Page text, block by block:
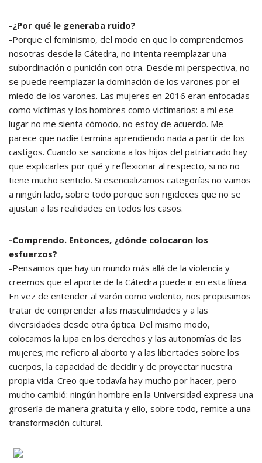
-¿Por qué le generaba ruido?
-Porque el feminismo, del modo en que lo comprendemos
nosotras desde la Cátedra, no intenta reemplazar una
subordinación o punición con otra. Desde mi perspectiva, no
se puede reemplazar la dominación de los varones por el
miedo de los varones. Las mujeres en 2016 eran enfocadas
como víctimas y los hombres como victimarios: a mí ese
lugar no me sienta cómodo, no estoy de acuerdo. Me
parece que nadie termina aprendiendo nada a partir de los
castigos. Cuando se sanciona a los hijos del patriarcado hay
que explicarles por qué y reflexionar al respecto, si no no
tiene mucho sentido. Si esencializamos categorías no vamos
a ningún lado, sobre todo porque son rigideces que no se
ajustan a las realidades en todos los casos.
-Comprendo. Entonces, ¿dónde colocaron los
esfuerzos?
-Pensamos que hay un mundo más allá de la violencia y
creemos que el aporte de la Cátedra puede ir en esta línea.
En vez de entender al varón como violento, nos propusimos
tratar de comprender a las masculinidades y a las
diversidades desde otra óptica. Del mismo modo,
colocamos la lupa en los derechos y las autonomías de las
mujeres; me refiero al aborto y a las libertades sobre los
cuerpos, la capacidad de decidir y de proyectar nuestra
propia vida. Creo que todavía hay mucho por hacer, pero
mucho cambió: ningún hombre en la Universidad expresa una
grosería de manera gratuita y ello, sobre todo, remite a una
transformación cultural.